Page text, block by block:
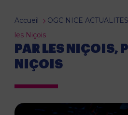
Accueil OGC NICE ACTUALITES
les Niçois
PAR LES NIÇOIS,
NIÇOIS